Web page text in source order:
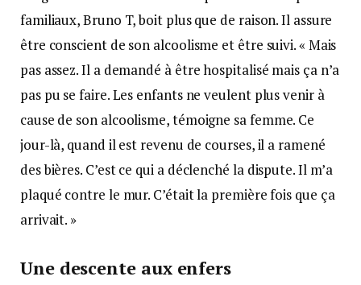
familiaux, Bruno T, boit plus que de raison. Il assure
être conscient de son alcoolisme et être suivi. « Mais
pas assez. Il a demandé à être hospitalisé mais ça n’a
pas pu se faire. Les enfants ne veulent plus venir à
cause de son alcoolisme, témoigne sa femme. Ce
jour-là, quand il est revenu de courses, il a ramené
des bières. C’est ce qui a déclenché la dispute. Il m’a
plaqué contre le mur. C’était la première fois que ça
arrivait. »
Une descente aux enfers